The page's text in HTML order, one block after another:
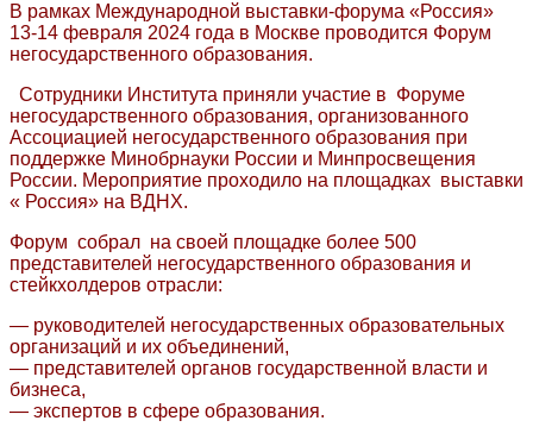
В рамках Международной выставки-форума «Россия»
13-14 февраля 2024 года в Москве проводится Форум
негосударственного образования.
Сотрудники Института приняли участие в Форуме
негосударственного образования, организованного
Ассоциацией негосударственного образования при
поддержке Минобрнауки России и Минпросвещения
России. Мероприятие проходило на площадках выставки
« Россия» на ВДНХ.
Форум собрал на своей площадке более 500
представителей негосударственного образования и
стейкхолдеров отрасли:
— руководителей негосударственных образовательных
организаций и их объединений,
— представителей органов государственной власти и
бизнеса,
— экспертов в сфере образования.